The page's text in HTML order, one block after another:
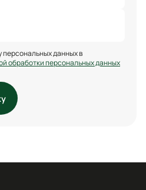
персональных данных в
обработки персональных данных